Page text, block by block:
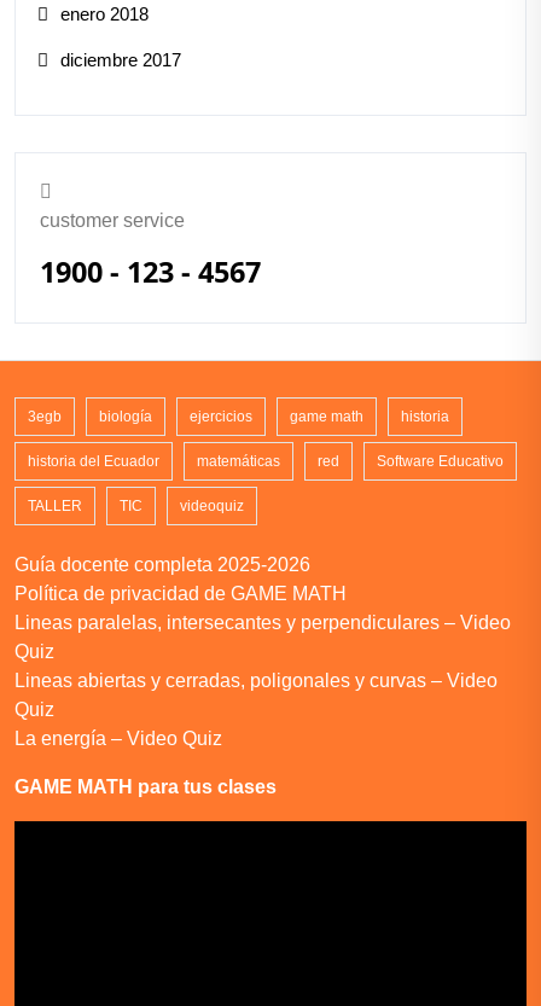
enero 2018
diciembre 2017
customer service
1900 - 123 - 4567
3egb biología ejercicios game math historia
historia del Ecuador matemáticas red Software Educativo
TALLER TIC videoquiz
Guía docente completa 2025-2026
Política de privacidad de GAME MATH
Lineas paralelas, intersecantes y perpendiculares – Video
Quiz
Lineas abiertas y cerradas, poligonales y curvas – Video
Quiz
La energía – Video Quiz
GAME MATH para tus clases